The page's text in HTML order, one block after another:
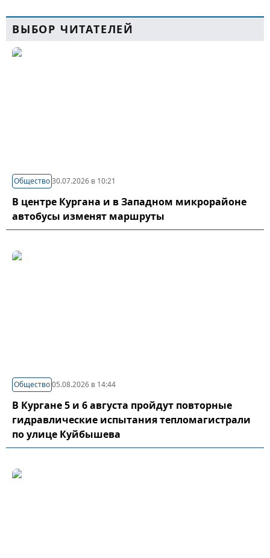
ВЫБОР ЧИТАТЕЛЕЙ
Общество30.07.2026 в 10:21
В центре Кургана и в Западном микрорайоне
автобусы изменят маршруты
Общество05.08.2026 в 14:44
В Кургане 5 и 6 августа пройдут повторные
гидравлические испытания тепломагистрали
по улице Куйбышева